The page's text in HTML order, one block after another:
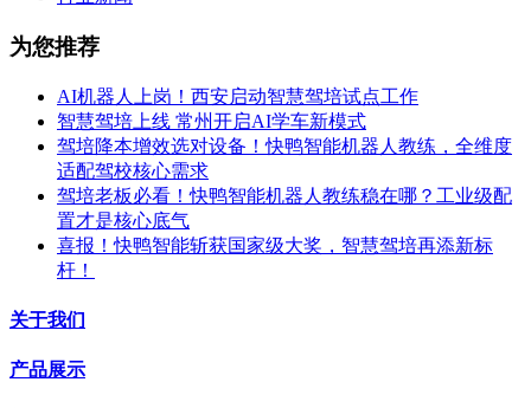
为您推荐
AI机器人上岗！西安启动智慧驾培试点工作
智慧驾培上线 常州开启AI学车新模式
驾培降本增效选对设备！快鸭智能机器人教练，全维度
适配驾校核心需求
驾培老板必看！快鸭智能机器人教练稳在哪？工业级配
置才是核心底气
喜报！快鸭智能斩获国家级大奖，智慧驾培再添新标
杆！
关于我们
产品展示